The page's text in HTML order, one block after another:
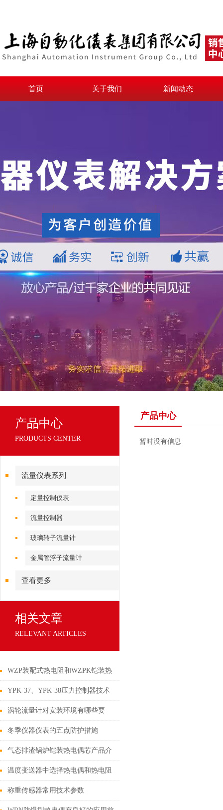
首页 关于我们 新闻动态
产品中心
PRODUCTS CENTER
流量仪表系列
定量控制仪表
流量控制器
玻璃转子流量计
金属管浮子流量计
查看更多
相关文章
RELEVANT ARTICLES
WZP装配式热电阻和WZPK铠装热
电阻的区别
YPK-37、YPK-38压力控制器技术
参数介绍
涡轮流量计对安装环境有哪些要
求？
冬季仪器仪表的五点防护措施
气态排渣锅炉铠装热电偶芯产品介
绍
温度变送器中选择热电偶和热电阻
的区别
称重传感器常用技术参数
产品中心
暂时没有信息